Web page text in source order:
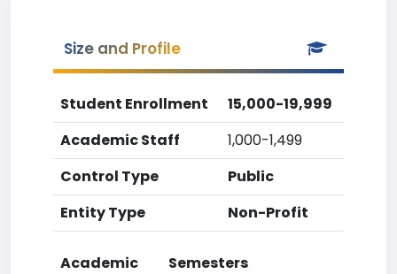
Size and Profile
Student Enrollment
15,000-19,999
Academic Staff
1,000-1,499
Control Type
Public
Entity Type
Non-Profit
Academic
Semesters